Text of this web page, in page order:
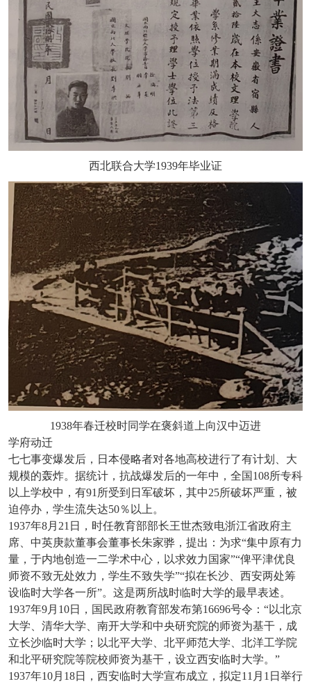
西北联合大学1939年毕业证
1938年春迁校时同学在褒斜道上向汉中迈进
学府动迁
七七事变爆发后，日本侵略者对各地高校进行了有计划、大
规模的轰炸。据统计，抗战爆发后的一年中，全国 108所专科
以上学校中，有91所受到日军破坏，其中25所破坏严重，被
迫停办，学生流失达50％以上。
1937年8月21日，时任教育部部长王世杰致电浙江省政府主
席、中英庚款董事会董事长朱家骅，提出：为求“集中原有力
量，于内地创造一二学术中心，以求效力国家”“俾平津优良
师资不致无处效力，学生不致失学”“拟在长沙、西安两处筹
设临时大学各一所”。这是两所战时临时大学的最早表述。
1937年9月10日，国民政府教育部发布第16696号令：“以北京
大学、清华大学、南开大学和中央研究院的师资为基干，成
立长沙临时大学；以北平大学、北平师范大学、北洋工学院
和北平研究院等院校师资为基干，设立西安临时大学。”
1937年10月18日，西安临时大学宣布成立，拟定11月1日举行